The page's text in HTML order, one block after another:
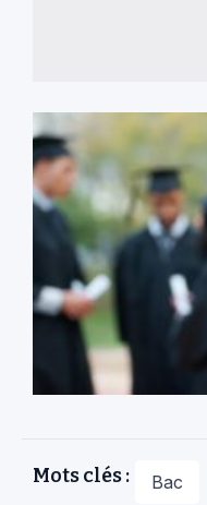
Mots clés : Bac